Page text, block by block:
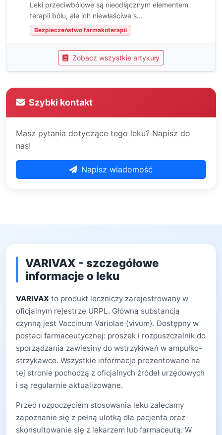
Leki przeciwbólowe są nieodłącznym elementem
terapii bólu, ale ich niewłaściwe s...
Bezpieczeństwo farmakoterapii
Zobacz wszystkie artykuły
Szybki kontakt
Masz pytania dotyczące tego leku? Napisz do
nas!
Napisz wiadomość
VARIVAX - szczegółowe
informacje o leku
VARIVAX to produkt leczniczy zarejestrowany w
oficjalnym rejestrze URPL. Główną substancją
czynną jest Vaccinum Variolae (vivum). Dostępny w
postaci farmaceutycznej: proszek i rozpuszczalnik do
sporządzania zawiesiny do wstrzykiwań w ampułko-
strzykawce. Wszystkie informacje prezentowane na
tej stronie pochodzą z oficjalnych źródeł urzędowych
i są regularnie aktualizowane.
Przed rozpoczęciem stosowania leku zalecamy
zapoznanie się z pełną ulotką dla pacjenta oraz
skonsultowanie się z lekarzem lub farmaceutą. W